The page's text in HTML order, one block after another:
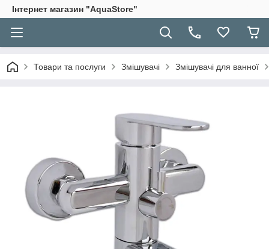
Інтернет магазин "AquaStore"
Товари та послуги Змішувачі Змішувачі для ванної